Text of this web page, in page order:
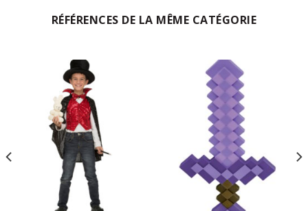
RÉFÉRENCES DE LA MÊME CATÉGORIE